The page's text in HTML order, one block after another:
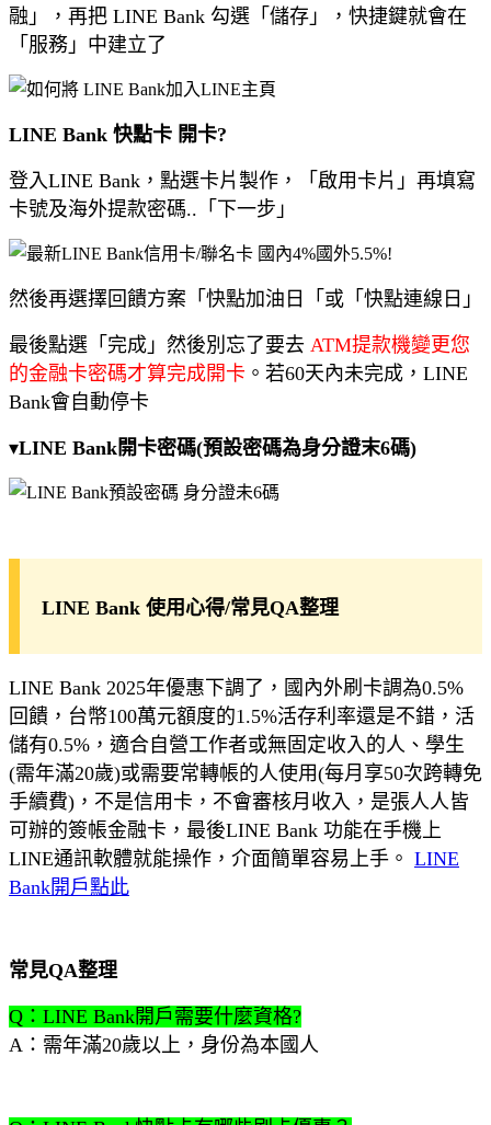
融」，再把 LINE Bank 勾選「儲存」，快捷鍵就會在
「服務」中建立了
LINE Bank 快點卡 開卡?
登入LINE Bank，點選卡片製作，「啟用卡片」再填寫
卡號及海外提款密碼..「下一步」
然後再選擇回饋方案「快點加油日「或「快點連線日」
最後點選「完成」然後別忘了要去 ATM提款機變更您
的金融卡密碼才算完成開卡 。若60天內未完成，LINE
Bank會自動停卡
▾LINE Bank開卡密碼(預設密碼為身分證末6碼)
LINE Bank 使用心得/常見QA整理
LINE Bank 2025年優惠下調了，國內外刷卡調為0.5%
回饋，台幣100萬元額度的1.5%活存利率還是不錯，活
儲有0.5%，適合自營工作者或無固定收入的人、學生
(需年滿20歲)或需要常轉帳的人使用(每月享50次跨轉免
手續費)，不是信用卡，不會審核月收入，是張人人皆
可辦的簽帳金融卡，最後LINE Bank 功能在手機上
LINE通訊軟體就能操作，介面簡單容易上手。 LINE
Bank開戶點此
常見QA整理
Q：LINE Bank開戶需要什麼資格?
A：需年滿20歲以上，身份為本國人